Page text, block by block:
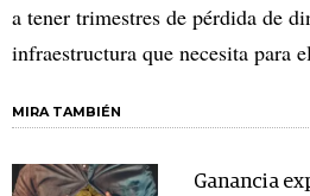
a tener trimestres de pérdida de
infraestructura que necesita para
MIRA TAMBIÉN
Ganancia